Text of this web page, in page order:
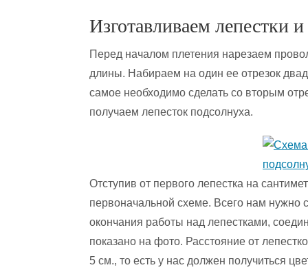
Изготавливаем лепестки
Перед началом плетения нарезаем
длины. Набираем на один ее отрезок
самое необходимо сделать со вторым
получаем лепесток подсолнуха.
Отступив от первого лепестка на
первоначальной схеме. Всего нам нужно
окончания работы над лепестками,
показано на фото. Расстояние от
5 см., то есть у нас должен получиться